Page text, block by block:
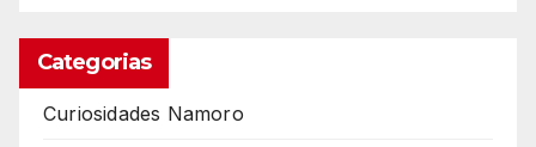
Categorias
Curiosidades Namoro